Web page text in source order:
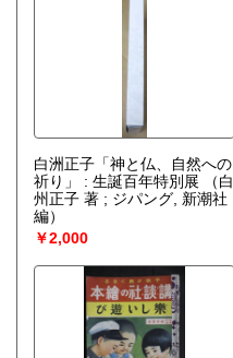
白洲正子「神と仏、自然への
祈り」 : 生誕百年特別展
（白
州正子 著 ; ジパング, 新潮社
編）
￥2,000